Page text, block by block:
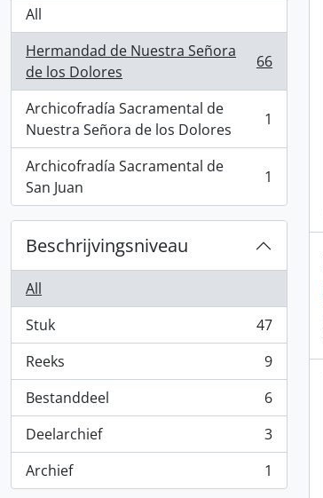
All
Hermandad de Nuestra Señora
de los Dolores
, 66 results 66
Archicofradía Sacramental de
Nuestra Señora de los Dolores
, 1 results 1
Archicofradía Sacramental de
San Juan
, 1 results 1
Beschrijvingsniveau
All
Stuk
, 47 results
47
Reeks
, 9 results
9
Bestanddeel
, 6 results
6
Deelarchief
, 3 results
3
Archief
, 1 results 1